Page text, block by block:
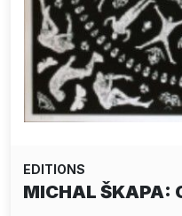
EDITIONS
MICHAL ŠKAPA: